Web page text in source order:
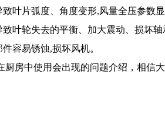
片弧度、角度变形,风量全压参数
叶轮失去的平衡、加大震动、损坏
容易锈蚀,损坏风机。
中使用会出现的问题介绍，相信大